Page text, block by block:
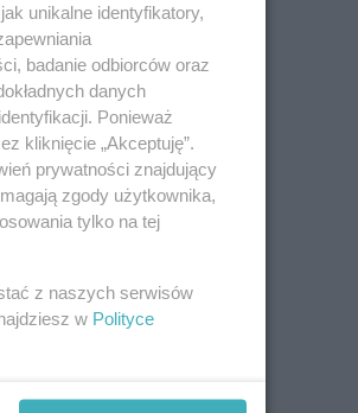
unikalne identyfikatory,
badanie odbiorców oraz
danych
Ponieważ
kliknięcie „Akceptuję”.
prywatności znajdujący
zgody użytkownika,
tylko na tej
z naszych serwisów
w Polityce